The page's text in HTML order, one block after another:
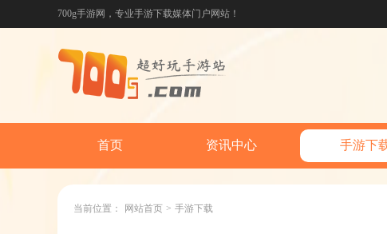
700g手游网，专业手游下载媒体门户网站！
首页 资讯中心 手游下
当前位置： 网站首页 > 手游下载